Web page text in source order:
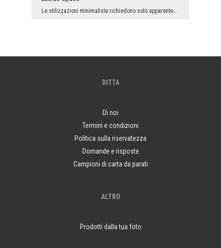
Le stilizzazioni minimaliste richiedono solo apparentemente meno lavoro degli arrangiamenti - dic...
DITTA
Di noi
Termini e condizioni
Politica sulla riservatezza
Domande e risposte
Campioni di carta da parati
ALTRO
Prodotti dalla tua foto